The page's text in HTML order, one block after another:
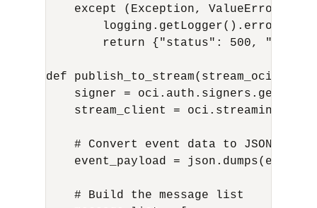
except (Exception, ValueError) as
return {"status": 500,
def publish_to_stream(stream_ocid,
signer =
stream_client =
# Convert event data to JSON
event_payload =
    # Build the message list